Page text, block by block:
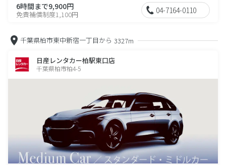
6時間まで9,900円
免責補償制度1,100円 04-7164-0110
千葉県柏市東中新宿一丁目から 3327m
日産レンタカー柏駅東口店
千葉県柏市柏4-5